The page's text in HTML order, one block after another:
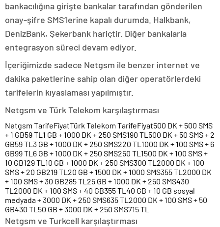
bankacılığına girişte bankalar tarafından gönderilen
onay-şifre SMS’lerine kapalı durumda. Halkbank,
DenizBank, Şekerbank hariçtir. Diğer bankalarla
entegrasyon süreci devam ediyor.
İçeriğimizde sadece Netgsm ile benzer internet ve
dakika paketlerine sahip olan diğer operatörlerdeki
tarifelerin kıyaslaması yapılmıştır.
Netgsm ve Türk Telekom karşılaştırması
Netgsm TarifeFiyatTürk Telekom TarifeFiyat500 DK + 500 SMS
+ 1 GB59 TL1 GB + 1000 DK + 250 SMS190 TL500 DK + 50 SMS + 2
GB59 TL3 GB + 1000 DK + 250 SMS220 TL1000 DK + 100 SMS + 6
GB99 TL6 GB + 1000 DK + 250 SMS250 TL1500 DK + 100 SMS +
10 GB129 TL10 GB + 1000 DK + 250 SMS300 TL2000 DK + 100
SMS + 20 GB219 TL20 GB + 1500 DK + 1000 SMS355 TL2000 DK
+ 100 SMS + 30 GB285 TL25 GB + 1000 DK + 250 SMS430
TL2000 DK + 100 SMS + 40 GB355 TL40 GB + 10 GB sosyal
medyada + 3000 DK + 250 SMS635 TL2000 DK + 100 SMS + 50
GB430 TL50 GB + 3000 DK + 250 SMS715 TL
Netgsm ve Turkcell karşılaştırması